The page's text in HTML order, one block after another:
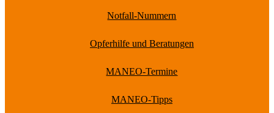
Notfall-Nummern
Opferhilfe und Beratungen
MANEO-Termine
MANEO-Tipps